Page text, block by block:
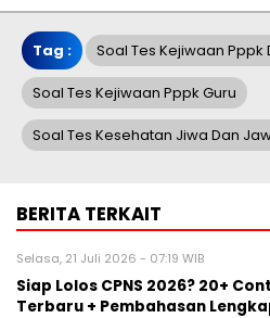
Tag : Soal Tes Kejiwaan
Soal Tes Kejiwaan Pppk Guru
Soal Tes Kesehatan Jiwa Dan
BERITA TERKAIT
Selasa, 21 Juli 2026 - 07:19 WIB
Siap Lolos CPNS 2026? 20+
Terbaru + Pembahasan